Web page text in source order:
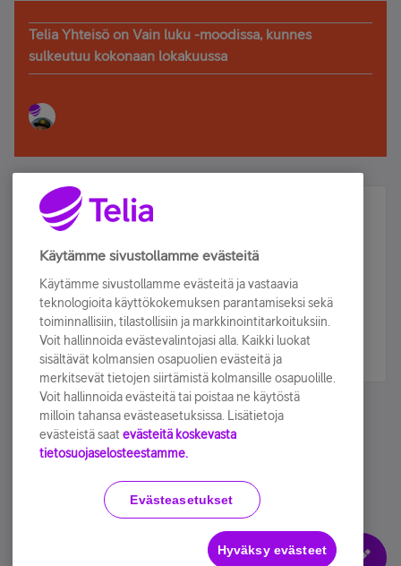
Telia Yhteisö on Vain luku -moodissa, kunnes
sulkeutuu kokonaan lokakuussa
Älä jää paitsi – osallistu ja voita!
Tilaa Telian uutiskirje ja olet mukana arvonnassa.
sähköpostiisi.
Tilaa nyt
Käyttöehdot Accessibility statement
Evästeasetukset
Käytämme sivustollamme evästeitä
Käytämme sivustollamme evästeitä ja vastaavia
teknologioita käyttökokemuksen parantamiseksi sekä
toiminnallisiin, tilastollisiin ja markkinointitarkoituksiin.
Voit hallinnoida evästevalintojasi alla. Kaikki luokat
sisältävät kolmansien osapuolien evästeitä ja
merkitsevät tietojen siirtämistä kolmansille osapuolille.
Voit hallinnoida evästeitä tai poistaa ne käytöstä
milloin tahansa evästeasetuksissa. Lisätietoja
evästeistä saat evästeitä koskevasta
tietosuojaselosteestamme.
Evästeasetukset
Hyväksy evästeet